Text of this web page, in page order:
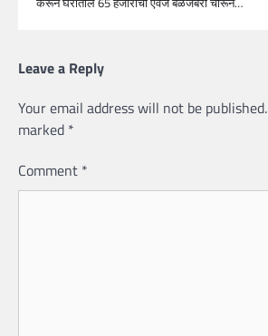
Leave a Reply
Your email address will not be published.
marked *
Comment *